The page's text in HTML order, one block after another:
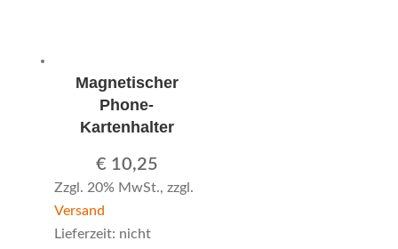
Magnetischer
Phone-
Kartenhalter
€ 10,25
Zzgl. 20% MwSt., zzgl.
Versand
Lieferzeit: nicht